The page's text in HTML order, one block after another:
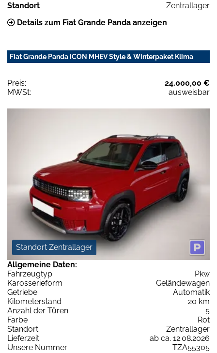
Standort
Zentrallager
Details zum Fiat Grande Panda anzeigen
Fiat Grande Panda ICON MHEV Style & Winterpaket Klima
Preis:
24.000,00 €
MWSt:
ausweisbar
Standort Zentrallager
Allgemeine Daten:
Fahrzeugtyp
Pkw
Karosserieform
Geländewagen
Getriebe
Automatik
Kilometerstand
20 km
Anzahl der Türen
5
Farbe
Rot
Standort
Zentrallager
Lieferzeit
ab ca. 12.08.2026
Unsere Nummer
TZA55305